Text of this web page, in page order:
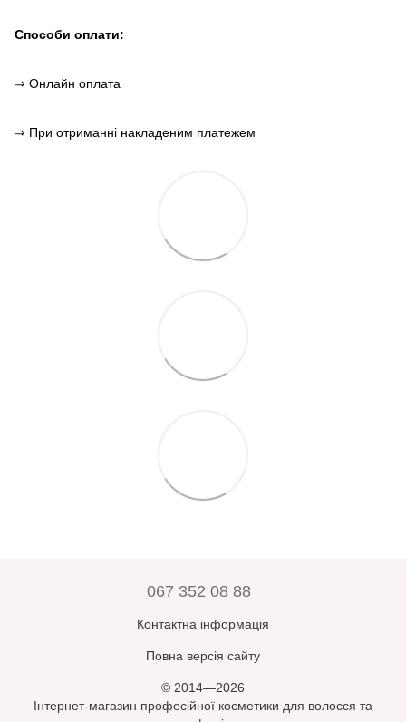
Способи оплати:
⇒ Онлайн оплата
⇒ При отриманні накладеним платежем
067 352 08 88
Контактна інформація
Повна версія сайту
© 2014—2026
Інтернет-магазин професійної косметики для волосся та